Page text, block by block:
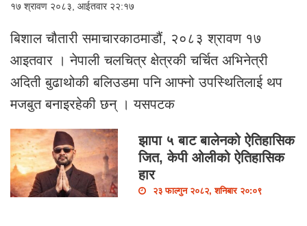
१७ श्रावण २०८३, आईतवार २२:१७
बिशाल चौतारी समाचारकाठमाडौं, २०८३ श्रावण १७
आइतवार । नेपाली चलचित्र क्षेत्रकी चर्चित अभिनेत्री
अदिती बुढाथोकी बलिउडमा पनि आफ्नो उपस्थितिलाई थप
मजबुत बनाइरहेकी छन् । यसपटक
झापा ५ बाट बालेनको ऐतिहासिक
जित, केपी ओलीको ऐतिहासिक
हार
२३ फाल्गुन २०८२, शनिबार २०:०९